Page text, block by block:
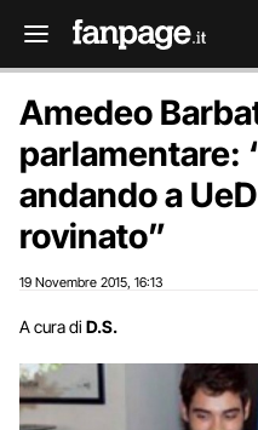
Amedeo
parlamentare:
andando a
rovinato”
19 Novembre 2015 16:13
A cura di D.S.